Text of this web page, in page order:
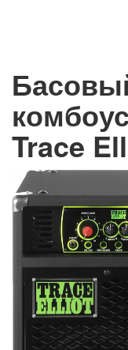
Trace